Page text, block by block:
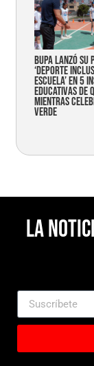
Bupa lanzó su
‘Deporte
Escuela’ en 5
educativas de
mientras
verde
La